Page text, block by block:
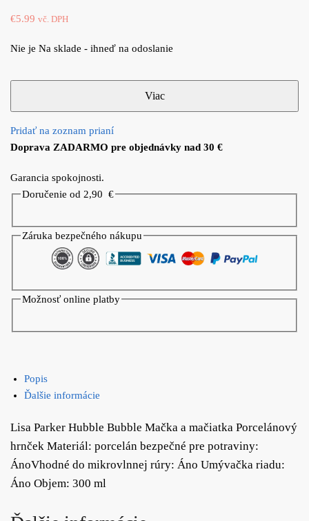
€5.99 vč. DPH
Nie je Na sklade - ihneď na odoslanie
Pridať na zoznam prianí
Doprava ZADARMO pre objednávky nad 30 €
Garancia spokojnosti.
Doručenie od 2,90€
Záruka bezpečného nákupu
Možnosť online platby
Popis
Ďalšie informácie
Lisa Parker Hubble Bubble Mačka a mačiatka Porcelánový
hrnček Materiál: porcelán bezpečné pre potraviny:
ÁnoVhodné do mikrovlnnej rúry: Áno Umývačka riadu:
Áno Objem: 300 ml